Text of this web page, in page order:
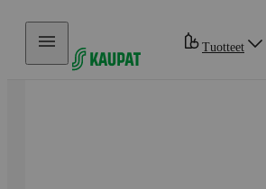
Hyppää sisältöön
Tuotteet